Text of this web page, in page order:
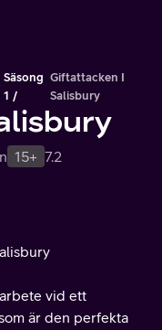
Säsong
1
Giftattacken I
Salisbury
15+ 7.2
vid ett
är den perfekta